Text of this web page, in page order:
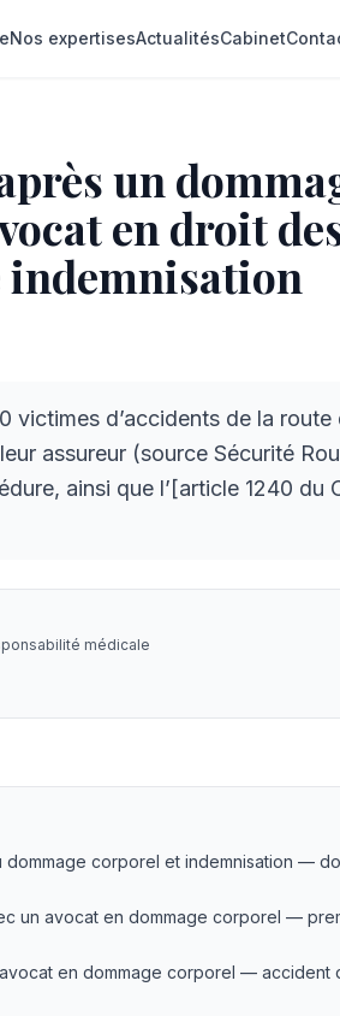
Nos expertisesActualitésCabinet
un
en droit
indemnisation
victimes d’accidents de la
assureur (source Sécurité
ainsi que l’[article 1240 du
médicale
corporel et indemnisation —
un avocat en dommage corporel —
en dommage corporel — accident